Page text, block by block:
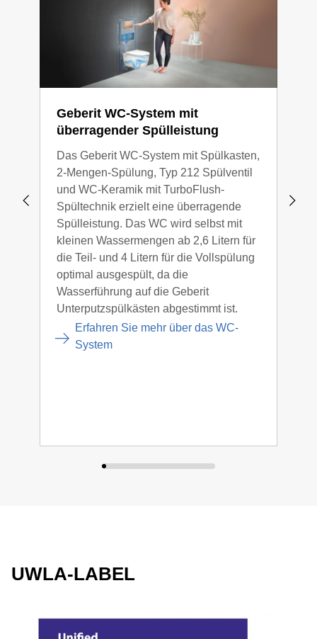
Geberit WC-System mit
überragender Spülleistung
Das Geberit WC-System mit Spülkasten,
2-Mengen-Spülung, Typ 212 Spülventil
und WC-Keramik mit TurboFlush-
Spültechnik erzielt eine überragende
Spülleistung. Das WC wird selbst mit
kleinen Wassermengen ab 2,6 Litern für
die Teil- und 4 Litern für die Vollspülung
optimal ausgespült, da die
Wasserführung auf die Geberit
Unterputzspülkästen abgestimmt ist.
Erfahren Sie mehr über das WC-
System
UWLA-LABEL